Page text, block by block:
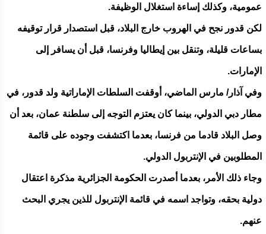
عمومية، وكذلك إساءة استغلال الوظيفة.
لكن قدور نجح في الهروب خارج البلاد، قبل استصدار قرار توقيفه
بساعات قليلة، وتنقل بين إيطاليا وفرنسا، قبل أن يسافر إلى
الإمارات.
وفي آذار/ مارس الماضي، أوقفت السلطات الإماراتية ولد قدور، في
مطار دبي الدولي، بينما كان يعتزم التوجه إلى سلطنة عمان، بعد أن
وصل البلاد قادما من فرنسا، بعدما اكتشفت وجوده على قائمة
المطلوبين في الإنتربول الدولي.
وجاء ذلك الأمر، بعدما أصدرت الحكومة الجزائرية مذكرة اعتقال
دولية بحقه، وتواجد اسمه في قائمة الإنتربول للذين يجري البحث
عنهم.